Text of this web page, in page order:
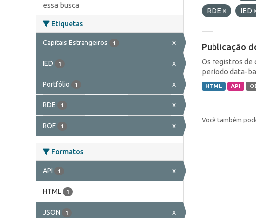
essa busca
Etiquetas
Capitais Estrangeiros 1 x
IED 1 x
Portfólio 1 x
RDE 1 x
ROF 1 x
Formatos
API 1 x
HTML 1
JSON 1 x
RDE
IED
Publicação
Os registros de
período data-
HTML API
Você também